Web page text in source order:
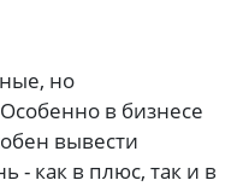
но
в бизнесе
вывести
- как в плюс, так и в